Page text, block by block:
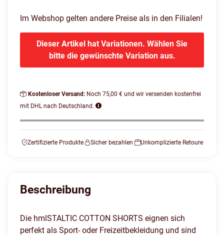
Im Webshop gelten andere Preise als in den Filialen!
Dieser Artikel hat Variationen. Wählen Sie
bitte die gewünschte Variation aus.
Kostenloser Versand: Noch 75,00 € und wir versenden kostenfrei
mit DHL nach Deutschland.
Zertifizierte Produkte Sicher bezahlen Unkomplizierte Retoure
Beschreibung
Die hmlSTALTIC COTTON SHORTS eignen sich
perfekt als Sport- oder Freizeitbekleidung und sind